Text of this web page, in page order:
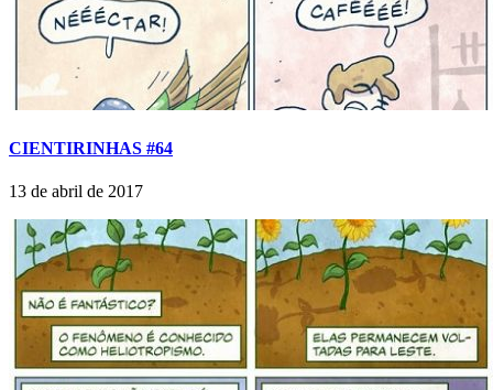
CIENTIRINHAS #64
13 de abril de 2017